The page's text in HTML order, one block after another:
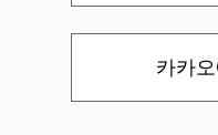
카카